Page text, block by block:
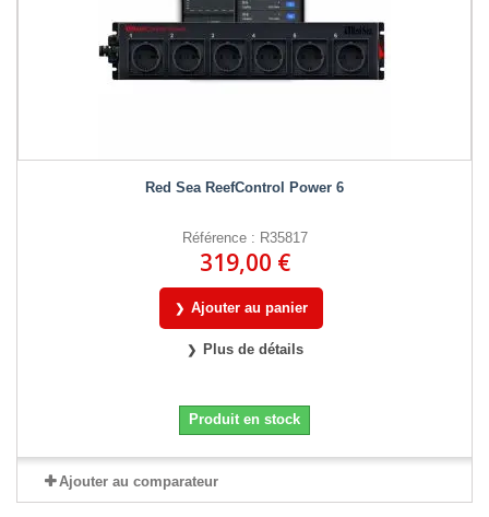
Red Sea ReefControl Power 6
Référence : R35817
319,00 €
Ajouter au panier
Plus de détails
Produit en stock
Ajouter au comparateur